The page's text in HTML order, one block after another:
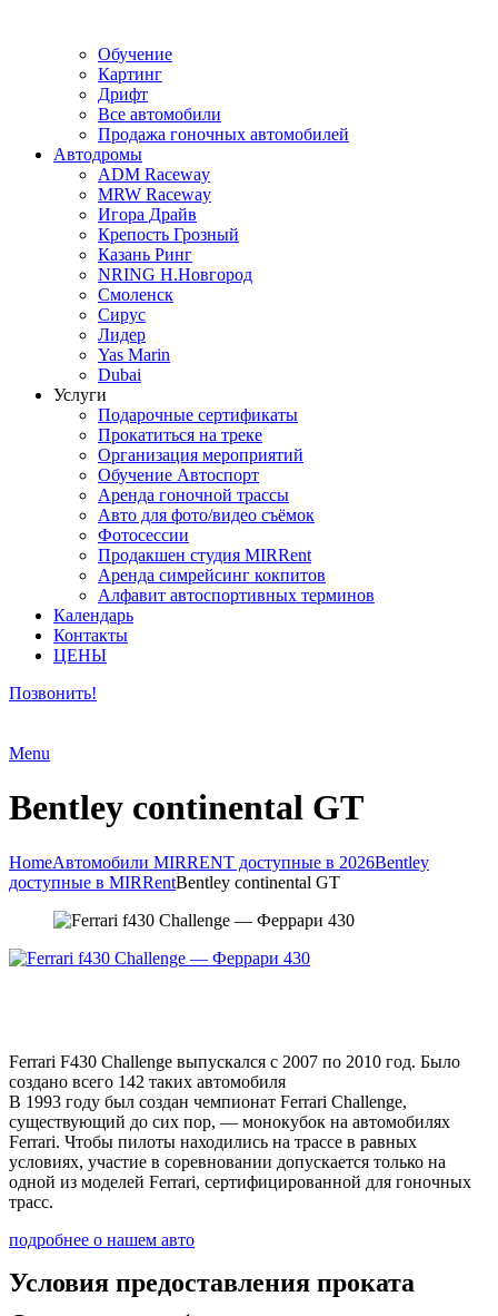
Обучение
Картинг
Дрифт
Все автомобили
Продажа гоночных автомобилей
Автодромы
ADM Raceway
MRW Raceway
Игора Драйв
Крепость Грозный
Казань Ринг
NRING Н.Новгород
Смоленск
Сирус
Лидер
Yas Marin
Dubai
Услуги
Подарочные сертификаты
Прокатиться на треке
Организация мероприятий
Обучение Автоспорт
Аренда гоночной трассы
Авто для фото/видео съёмок
Фотосессии
Продакшен студия MIRRent
Аренда симрейсинг кокпитов
Алфавит автоспортивных терминов
Календарь
Контакты
ЦЕНЫ
Позвонить!
Menu
Bentley continental GT
HomeАвтомобили MIRRENT доступные в 2026Bentley
доступные в MIRRentBentley continental GT
Ferrari F430 Challenge выпускался с 2007 по 2010 год. Было
создано всего 142 таких автомобиля
В 1993 году был создан чемпионат Ferrari Challenge,
существующий до сих пор, — монокубок на автомобилях
Ferrari. Чтобы пилоты находились на трассе в равных
условиях, участие в соревновании допускается только на
одной из моделей Ferrari, сертифицированной для гоночных
трасс.
подробнее о нашем авто
Условия предоставления проката